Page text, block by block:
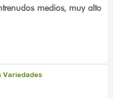
medios, muy alto
Variedades